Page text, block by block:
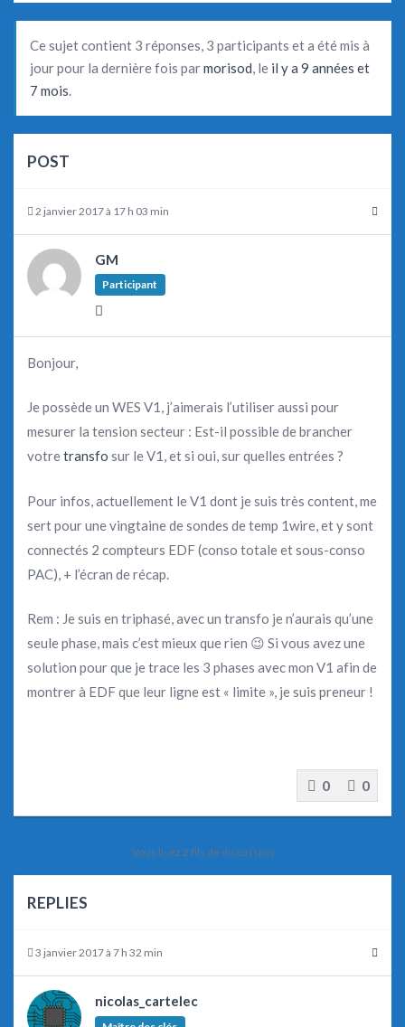
Ce sujet contient 3 réponses, 3 participants et a été mis à
jour pour la dernière fois parmorisod , le il y a 9 années et
7 mois
POST
2 janvier 2017 à 17 h 03 min
GM
Participant
Bonjour,
Je possède un WES V1, j’aimerais l’utiliser aussi pour
mesurer la tension secteur : Est-il possible de brancher
votretransfo sur le V1, et si oui, sur quelles entrées ?
Pour infos, actuellement le V1 dont je suis très content, me
sert pour une vingtaine de sondes de temp 1wire, et y sont
connectés 2 compteurs EDF (conso totale et sous-conso
PAC), + l’écran de récap.
Rem : Je suis en triphasé, avec un transfo je n’aurais qu’une
seule phase, mais c’est mieux que rien 😉 Si vous avez une
solution pour que je trace les 3 phases avec mon V1 afin de
montrer à EDF que leur ligne est « limite », je suis preneur !
0 0
Vous lisez 2 fils de discussion
REPLIES
3 janvier 2017 à 7 h 32 min
nicolas_cartelec